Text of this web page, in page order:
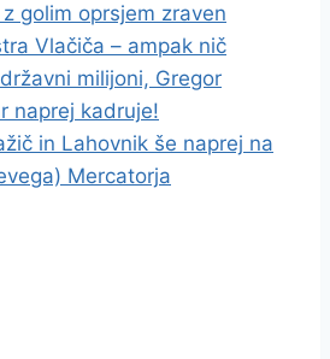
golim oprsjem zraven
Vlačiča – ampak nič
milijoni, Gregor
naprej kadruje!
in Lahovnik še naprej na
Mercatorja